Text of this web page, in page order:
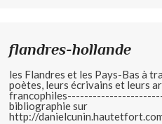
flandres-hollande
les Flandres et les Pays-Bas à
poètes, leurs écrivains et leurs
bibliographie sur
http://